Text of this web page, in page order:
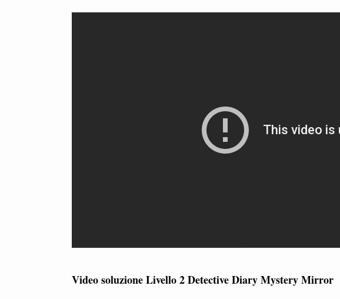
Video soluzione Livello 2 Detective Diary Mystery Mirror